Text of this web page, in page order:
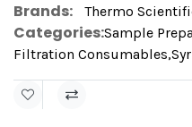
Brands:
Thermo
Categories:Sample
Filtration Consumables,